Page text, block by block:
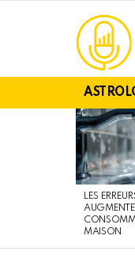
DERNIERS
ARTICLES
LES
MAISON